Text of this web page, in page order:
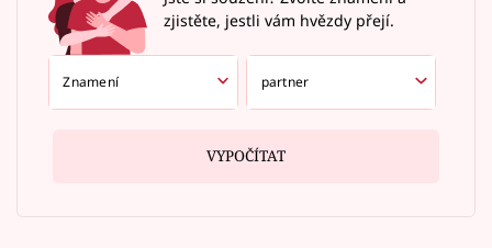
zjistěte, jestli vám hvězdy přejí.
VYPOČÍTAT